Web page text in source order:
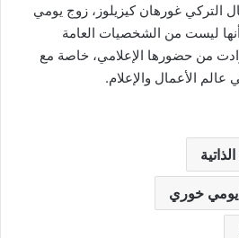
التركي غورهان كيزيلوز، زوج يومي
ليست من الشخصيات العامة
زادت من حضورها الإعلامي، خاصة مع
الأعمال والإعلام.
خوري